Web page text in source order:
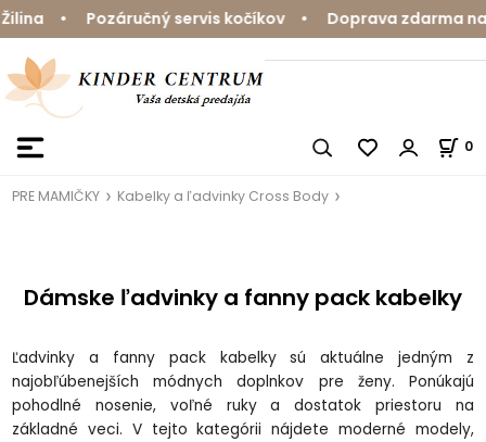
servis kočíkov • Doprava zdarma nad
0
PRE MAMIČKY Kabelky a ľadvinky Cross Body
Dámske ľadvinky a fanny pack kabelky
Ľadvinky a fanny pack kabelky sú aktuálne jedným z
najobľúbenejších módnych doplnkov pre ženy. Ponúkajú
pohodlné nosenie, voľné ruky a dostatok priestoru na
základné veci. V tejto kategórii nájdete moderné modely,